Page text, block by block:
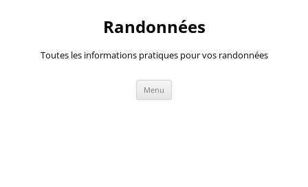
Randonnées
Toutes les informations pratiques pour vos randonnées
Menu